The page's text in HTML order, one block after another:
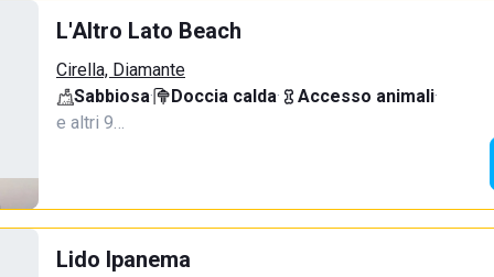
L'Altro Lato Beach
Cirella, Diamante
Sabbiosa· Doccia calda· Accesso animali·
e altri 9…
Lido Ipanema